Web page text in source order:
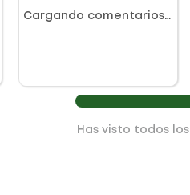
Cargando comentarios…
Has visto todos los